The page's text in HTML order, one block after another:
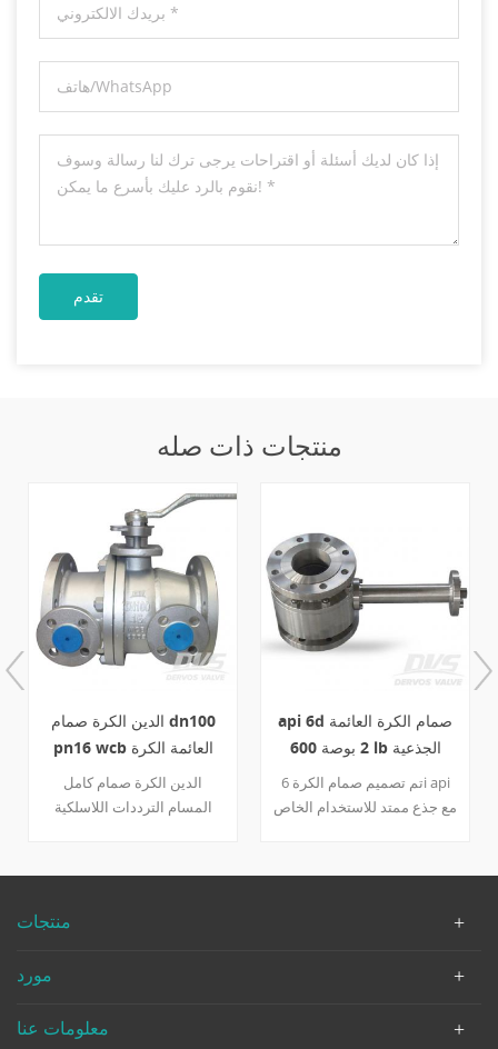
منتجات ذات صله
api 6d صمام الكرة العائمة
2 بوصة 600 lb الجذعية
الموسعة a105
مع جذع ممتد للاستخدام الخاص
يمكن تخصيص طول الساق
تفاصيل سريعة نوع صمام الكرة
اعمال بناء انشق، مزق الجسم
تصميم آمن من الحرائق ، نظام
2 قطعة صمام الكرة العائمة
wcb 150lb 4 inch تتحمل
يحتوي الصمام الكروي العائم
المكون من قطعتين ، والمصنوع
للحريق ، وجذع مانع للانفجار. مع
منتجات
مورد
معلومات عنا